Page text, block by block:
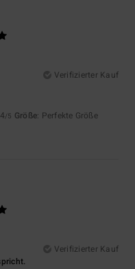
Verifizierter Kauf
/5 Größe: Perfekte Größe
Verifizierter Kauf